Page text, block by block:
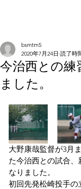
今治西との練
ました。
bsmtm5
2020年7月24日 読了時
大野康哉監督が3月
た今治西との試合、
なりました。
初回先発松崎投手の